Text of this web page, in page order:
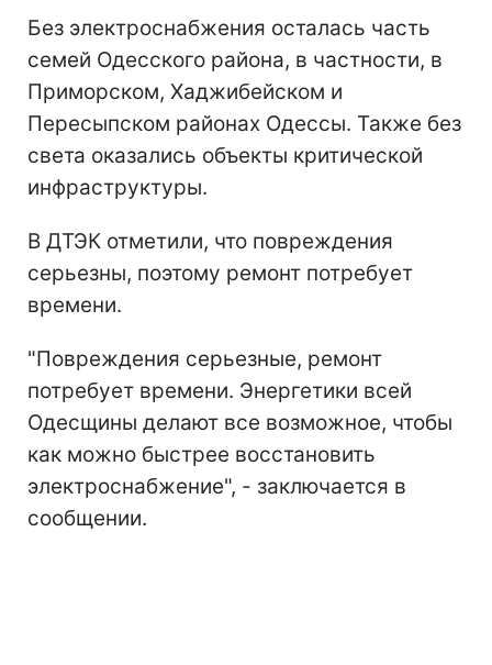
Без электроснабжения осталась часть
семей Одесского района, в частности, в
Приморском, Хаджибейском и
Пересыпском районах Одессы. Также без
света оказались объекты критической
инфраструктуры.
В ДТЭК отметили, что повреждения
серьезны, поэтому ремонт потребует
времени.
"Повреждения серьезные, ремонт
потребует времени. Энергетики всей
Одесщины делают все возможное, чтобы
как можно быстрее восстановить
электроснабжение", - заключается в
сообщении.